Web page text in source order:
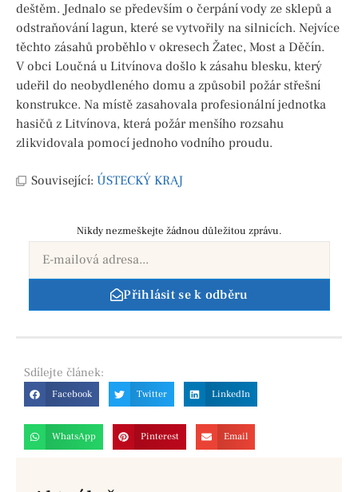
deštěm. Jednalo se především o čerpání vody ze sklepů a
odstraňování lagun, které se vytvořily na silnicích. Nejvíce
těchto zásahů proběhlo v okresech Žatec, Most a Děčín.
V obci Loučná u Litvínova došlo k zásahu blesku, který
udeřil do neobydleného domu a způsobil požár střešní
konstrukce. Na místě zasahovala profesionální jednotka
hasičů z Litvínova, která požár menšího rozsahu
zlikvidovala pomocí jednoho vodního proudu.
Související: ÚSTECKÝ KRAJ
Nikdy nezmeškejte žádnou důležitou zprávu.
Přihlásit se k odběru
Sdílejte článek:
Facebook Twitter LinkedIn
WhatsApp Pinterest Email